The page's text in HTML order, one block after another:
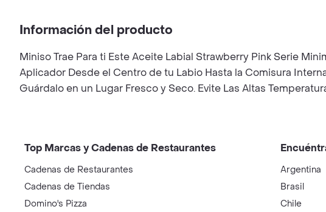
Información del producto
Miniso Trae Para ti Este Aceite Labial Strawberry Pink Serie
Aplicador Desde el Centro de tu Labio Hasta la Comisura
Guárdalo en un Lugar Fresco y Seco. Evite Las Altas
Top Marcas y Cadenas de Restaurantes
Cadenas de Restaurantes
Cadenas de Tiendas
Domino's Pizza
Argentina
Brasil
Chile